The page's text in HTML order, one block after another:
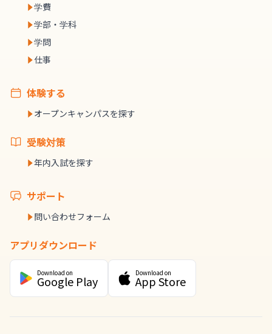
学費
学部・学科
学問
仕事
体験する
オープンキャンパスを探す
受験対策
年内入試を探す
サポート
問い合わせフォーム
アプリダウンロード
Download on
Google Play
Download on
App Store